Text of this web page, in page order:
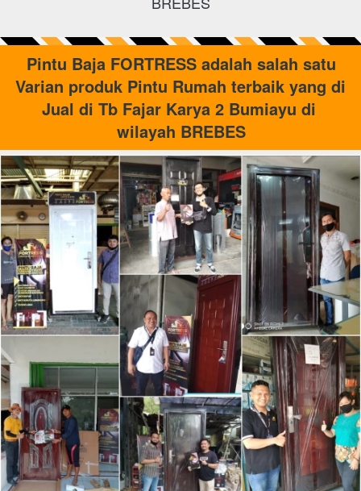
Varian produk Pintu Rumah terbaik yang di
Jual di Tb Fajar Karya 2 Bumiayu di
wilayah BREBES